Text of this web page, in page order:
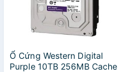
Ổ Cứng Western Digital
Purple 10TB 256MB Cache